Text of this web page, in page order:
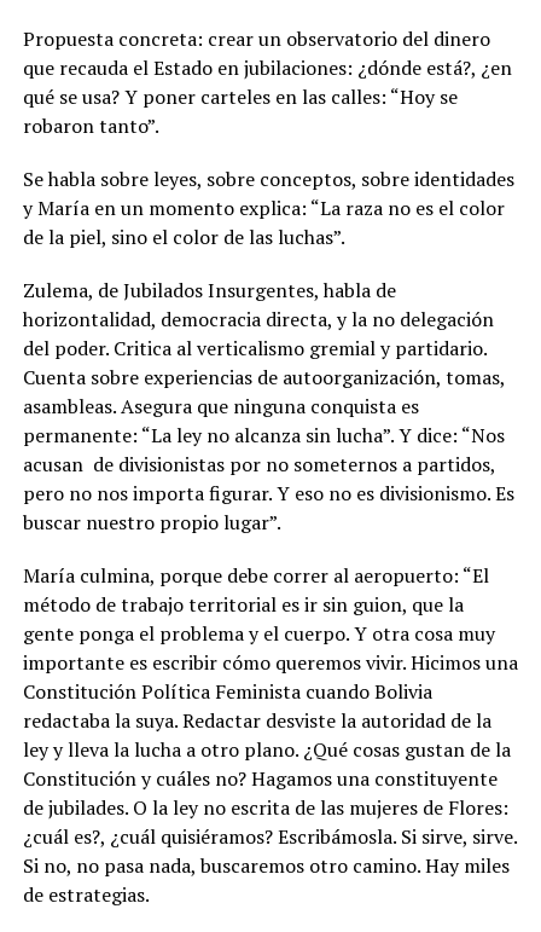
Propuesta concreta: crear un observatorio del dinero
que recauda el Estado en jubilaciones: ¿dónde está?, ¿en
qué se usa? Y poner carteles en las calles: “Hoy se
robaron tanto”.
Se habla sobre leyes, sobre conceptos, sobre identidades
y María en un momento explica: “La raza no es el color
de la piel, sino el color de las luchas”.
Zulema, de Jubilados Insurgentes, habla de
horizontalidad, democracia directa, y la no delegación
del poder. Critica al verticalismo gremial y partidario.
Cuenta sobre experiencias de autoorganización, tomas,
asambleas. Asegura que ninguna conquista es
permanente: “La ley no alcanza sin lucha”. Y dice: “Nos
acusan de divisionistas por no someternos a partidos,
pero no nos importa figurar. Y eso no es divisionismo. Es
buscar nuestro propio lugar”.
María culmina, porque debe correr al aeropuerto: “El
método de trabajo territorial es ir sin guion, que la
gente ponga el problema y el cuerpo. Y otra cosa muy
importante es escribir cómo queremos vivir. Hicimos una
Constitución Política Feminista cuando Bolivia
redactaba la suya. Redactar desviste la autoridad de la
ley y lleva la lucha a otro plano. ¿Qué cosas gustan de la
Constitución y cuáles no? Hagamos una constituyente
de jubilades. O la ley no escrita de las mujeres de Flores:
¿cuál es?, ¿cuál quisiéramos? Escribámosla. Si sirve, sirve.
Si no, no pasa nada, buscaremos otro camino. Hay miles
de estrategias.